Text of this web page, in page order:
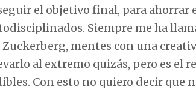
el objetivo final, para ahorrar
Siempre me ha
mentes con una
al extremo quizás, pero es el
Con esto no quiero decir que